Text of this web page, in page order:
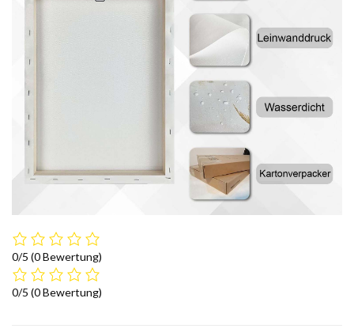
0/5 (0 Bewertung)
0/5 (0 Bewertung)